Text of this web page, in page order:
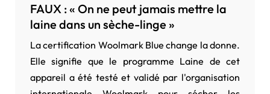
FAUX : « On ne peut jamais mettre la
laine dans un sèche-linge »
La certification Woolmark Blue change la donne.
Elle signifie que le programme Laine de cet
appareil a été testé et validé par l'organisation